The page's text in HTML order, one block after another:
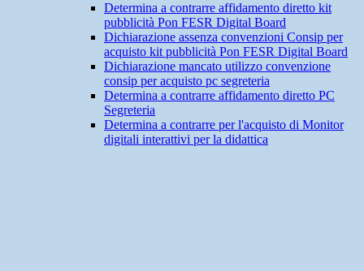
Determina a contrarre affidamento diretto kit
pubblicità Pon FESR Digital Board
Dichiarazione assenza convenzioni Consip per
acquisto kit pubblicità Pon FESR Digital Board
Dichiarazione mancato utilizzo convenzione
consip per acquisto pc segreteria
Determina a contrarre affidamento diretto PC
Segreteria
Determina a contrarre per l'acquisto di Monitor
digitali interattivi per la didattica